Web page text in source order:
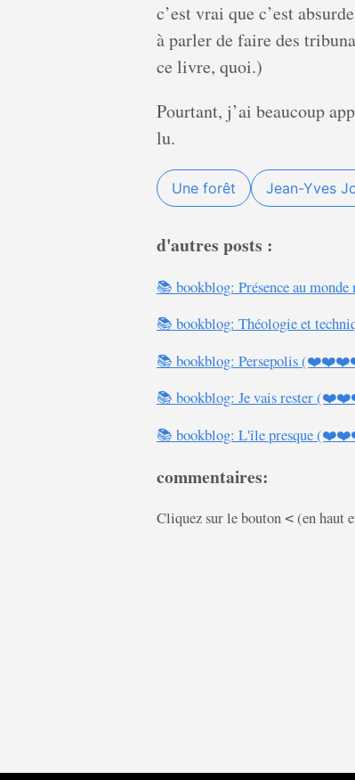
c’est vrai que c’est
à parler de faire des
ce livre, quoi.)
Pourtant, j’ai beaucoup
lu.
Une forêt Jean-Yves
d'autres posts :
📚 bookblog: Présence au
📚 bookblog: Théologie et
📚 bookblog: Persepolis
📚 bookblog: Je vais rester
📚 bookblog: L'île presque
commentaires:
Cliquez sur le bouton < (en haut